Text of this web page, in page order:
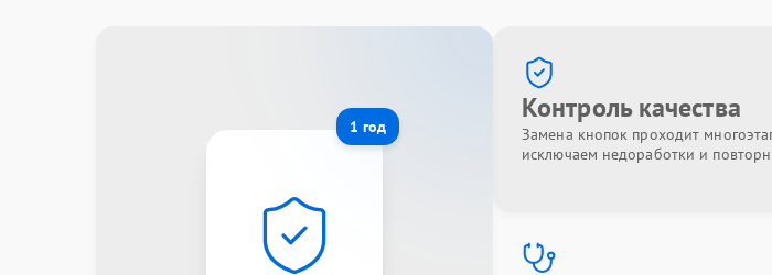
1 год
Контроль качества
Замена кнопок проходит
исключаем недоработки и